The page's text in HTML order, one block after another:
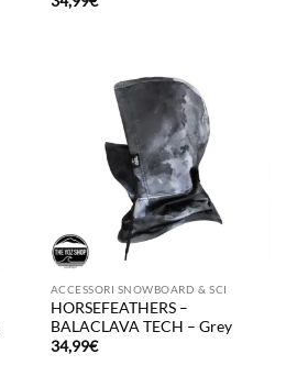
ACCESSORI SNOWBOARD & SCI
HORSEFEATHERS –
BALACLAVA TECH – Grey
34,99€